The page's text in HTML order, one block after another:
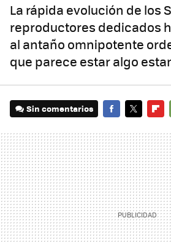
La rápida evolución de los
reproductores dedicados
al antaño omnipotente
que parece estar algo
Sin comentarios